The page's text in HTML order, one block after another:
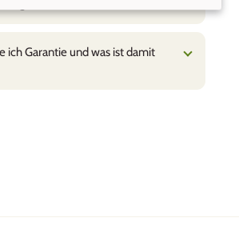
ich Garantie und was ist damit